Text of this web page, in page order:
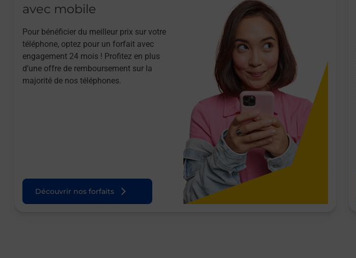
avec mobile
Pour bénéficier du meilleur prix sur votre
téléphone, optez pour un forfait avec
engagement 24 mois ! Profitez en plus
d’une offre de remboursement sur la
majorité de nos téléphones.
Découvrir nos forfaits